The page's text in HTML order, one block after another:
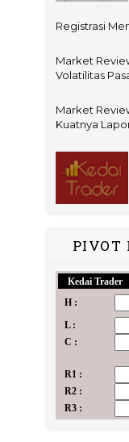
Registrasi
Market
Volatilitas
Market
Kuatnya
PIVOT
Kedai Trader
H :
L :
C :
R1 :
R2 :
R3 :